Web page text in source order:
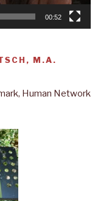
00:52
M.A.
Human Network